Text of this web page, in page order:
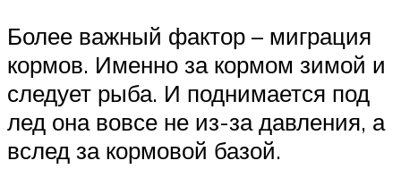
Более важный фактор – миграция
кормов. Именно за кормом зимой и
следует рыба. И поднимается под
лед она вовсе не из-за давления, а
вслед за кормовой базой.